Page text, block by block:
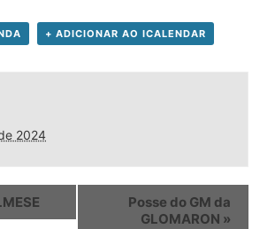
+ ADICIONAR AO ICALENDAR
2024
Posse do GM da
GLOMARON »